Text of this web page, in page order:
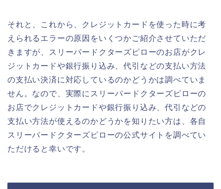
それと、これから、クレジットカードを使った時に考
えられるエラーの原因をいくつかご紹介させていただ
きますが、スリーパードクターズピローのお店がクレ
ジットカードや銀行振り込み、代引などの支払い方法
の支払い決済に対応しているのかどうかは調べていま
せん。なので、実際にスリーパードクターズピローの
お店でクレジットカードや銀行振り込み、代引などの
支払い方法が使えるのかどうかを知りたい方は、各自
スリーパードクターズピローの公式サイトを調べてい
ただけると幸いです。